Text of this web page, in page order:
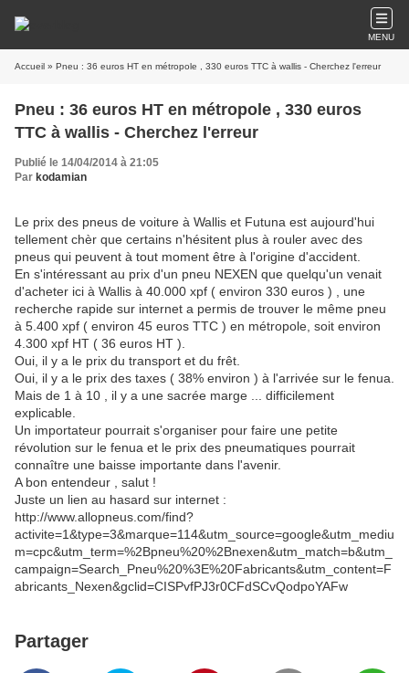
MENU
Accueil » Pneu : 36 euros HT en métropole , 330 euros TTC à wallis - Cherchez l'erreur
Pneu : 36 euros HT en métropole , 330 euros
TTC à wallis - Cherchez l'erreur
Publié le 14/04/2014 à 21:05
Par kodamian
Le prix des pneus de voiture à Wallis et Futuna est aujourd'hui
tellement chèr que certains n'hésitent plus à rouler avec des
pneus qui peuvent à tout moment être à l'origine d'accident.
En s'intéressant au prix d'un pneu NEXEN que quelqu'un venait
d'acheter ici à Wallis à 40.000 xpf ( environ 330 euros ) , une
recherche rapide sur internet a permis de trouver le même pneu
à 5.400 xpf ( environ 45 euros TTC ) en métropole, soit environ
4.300 xpf HT ( 36 euros HT ).
Oui, il y a le prix du transport et du frêt.
Oui, il y a le prix des taxes ( 38% environ ) à l'arrivée sur le fenua.
Mais de 1 à 10 , il y a une sacrée marge ... difficilement
explicable.
Un importateur pourrait s'organiser pour faire une petite
révolution sur le fenua et le prix des pneumatiques pourrait
connaître une baisse importante dans l'avenir.
A bon entendeur , salut !
Juste un lien au hasard sur internet :
http://www.allopneus.com/find?
activite=1&type=3&marque=114&utm_source=google&utm_mediu
m=cpc&utm_term=%2Bpneu%20%2Bnexen&utm_match=b&utm_
campaign=Search_Pneu%20%3E%20Fabricants&utm_content=F
abricants_Nexen&gclid=CISPvfPJ3r0CFdSCvQodpoYAFw
Partager